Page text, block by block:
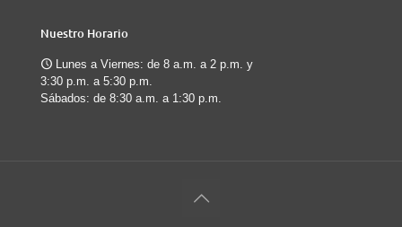
Nuestro Horario
Lunes a Viernes: de 8 a.m. a 2 p.m. y
3:30 p.m. a 5:30 p.m.
Sábados: de 8:30 a.m. a 1:30 p.m.